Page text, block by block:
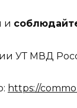
и
УТ МВД
https://